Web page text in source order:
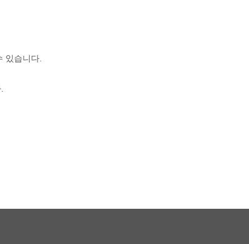
있습니다.